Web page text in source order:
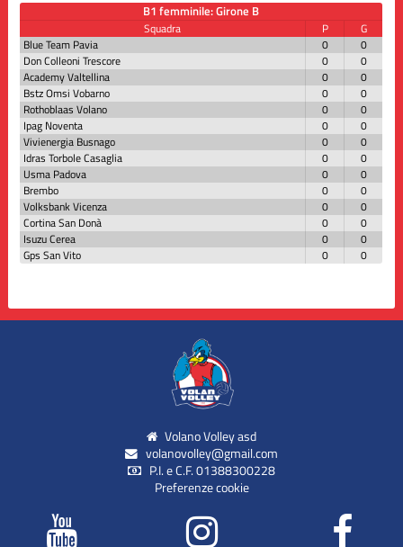
B1 femminile: Girone B
Squadra P
G
Blue Team Pavia
0
0
Don Colleoni Trescore
0
0
Academy Valtellina
0
0
Bstz Omsi Vobarno
0
0
Rothoblaas Volano
0
0
Ipag Noventa
0
0
Vivienergia Busnago
0
0
Idras Torbole Casaglia
0
0
Usma Padova
0
0
Brembo
0
0
Volksbank Vicenza
0
0
Cortina San Donà
0
0
Isuzu Cerea
0
0
Gps San Vito
0 0
Volano Volley asd
volanovolley@gmail.com
P.I. e C.F. 01388300228
Preferenze cookie